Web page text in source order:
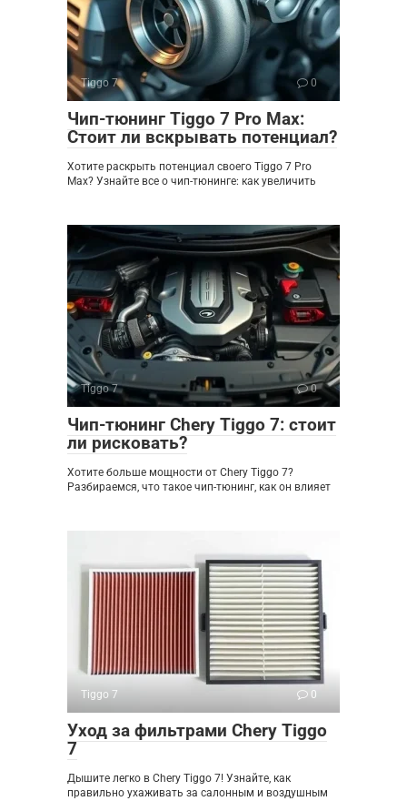
Tiggo 7 0
Чип-тюнинг Tiggo 7 Pro Max:
Стоит ли вскрывать потенциал?
Хотите раскрыть потенциал своего Tiggo 7 Pro
Max? Узнайте все о чип-тюнинге: как увеличить
Tiggo 7 0
Чип-тюнинг Chery Tiggo 7: стоит
ли рисковать?
Хотите больше мощности от Chery Tiggo 7?
Разбираемся, что такое чип-тюнинг, как он влияет
Tiggo 7 0
Уход за фильтрами Chery Tiggo
7
Дышите легко в Chery Tiggo 7! Узнайте, как
правильно ухаживать за салонным и воздушным